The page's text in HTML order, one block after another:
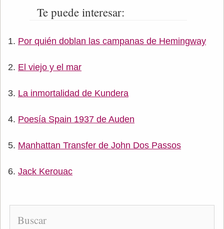
Te puede interesar:
Por quién doblan las campanas de Hemingway
El viejo y el mar
La inmortalidad de Kundera
Poesía Spain 1937 de Auden
Manhattan Transfer de John Dos Passos
Jack Kerouac
Buscar